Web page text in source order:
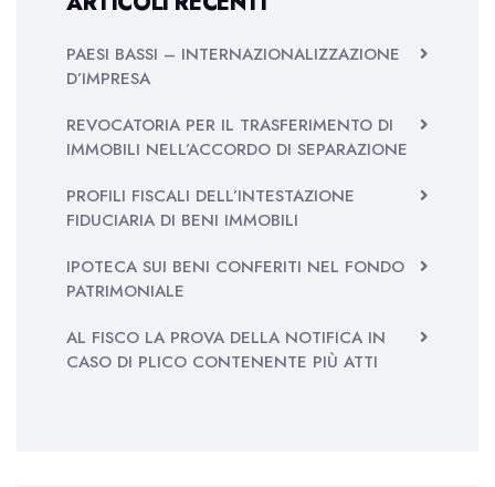
PAESI BASSI – INTERNAZIONALIZZAZIONE
D’IMPRESA
REVOCATORIA PER IL TRASFERIMENTO DI
IMMOBILI NELL’ACCORDO DI SEPARAZIONE
PROFILI FISCALI DELL’INTESTAZIONE
FIDUCIARIA DI BENI IMMOBILI
IPOTECA SUI BENI CONFERITI NEL FONDO
PATRIMONIALE
AL FISCO LA PROVA DELLA NOTIFICA IN
CASO DI PLICO CONTENENTE PIÙ ATTI